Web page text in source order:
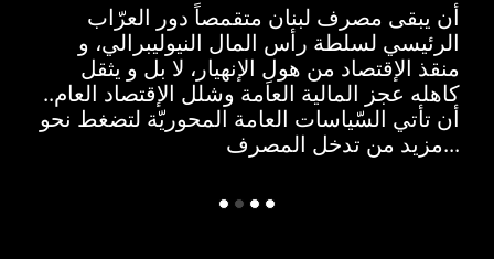
أن يبقى مصرف لبنان متقمصاً دور العرّاب
الرئيسي لسلطة رأس المال النيوليبرالي، و
منقذ الإقتصاد من هولِ الإنهيار، لا بل و يثقل
كاهله عجز المالية العامة وشلل الإقتصاد العام..
أن تأتي السّياسات العامة المحوريّة لتضغط نحو
مزيد من تدخل المصرف...